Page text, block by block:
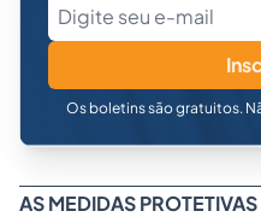
Os boletins são gratuitos.
AS MEDIDAS